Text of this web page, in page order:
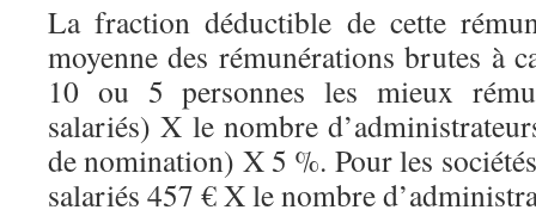
La fraction déductible de cette
moyenne des rémunérations brutes à
10 ou 5 personnes les mieux
salariés) X le nombre
de nomination) X 5 %. Pour les
salariés 457 € X le nombre